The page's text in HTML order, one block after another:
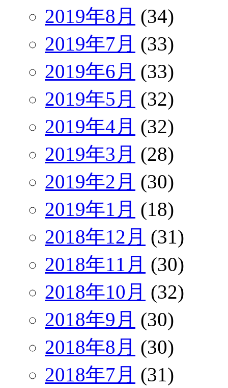
2019年8月 (34)
2019年7月 (33)
2019年6月 (33)
2019年5月 (32)
2019年4月 (32)
2019年3月 (28)
2019年2月 (30)
2019年1月 (18)
2018年12月 (31)
2018年11月 (30)
2018年10月 (32)
2018年9月 (30)
2018年8月 (30)
2018年7月 (31)